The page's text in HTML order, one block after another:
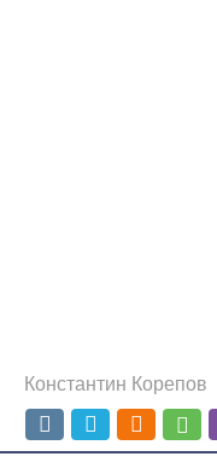
Константин Корепов